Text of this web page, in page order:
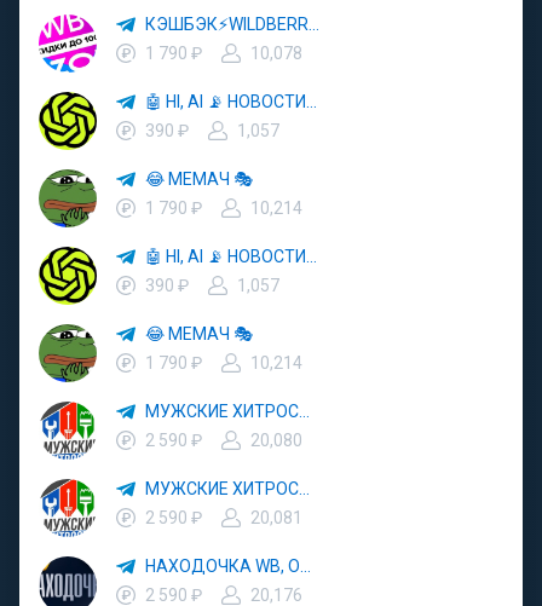
1 790 ₽
10,078
390 ₽
1,057
😂 МЕМАЧ 🎭
1 790 ₽
10,214
390 ₽
1,057
😂 МЕМАЧ 🎭
1 790 ₽
10,214
2 590 ₽
20,080
2 590 ₽
20,081
2 590 ₽
20,176